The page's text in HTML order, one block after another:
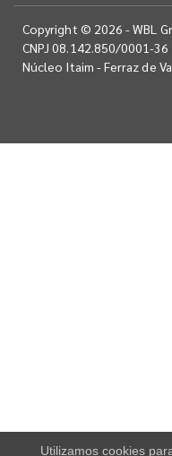
Copyright © 2026 - WBL
CNPJ 08.142.850/0001-
Núcleo Itaim - Ferraz de
Utilizamos cookies